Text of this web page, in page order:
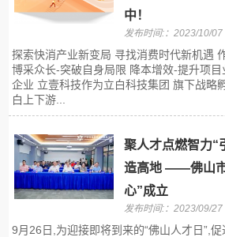
中！
发布时间:：2023/10/07
探索快消产业新变局 寻找消费时代新机遇
博采众长-突破自身局限 降本增效-提升项
企业 立壹科技作为立白科技集团 旗下战略
白上下游...
聚人才点燃智力“
造高地 ——佛山
心”成立
发布时间:：2023/09/27
9月26日,为迎接即将到来的“佛山人才日”,